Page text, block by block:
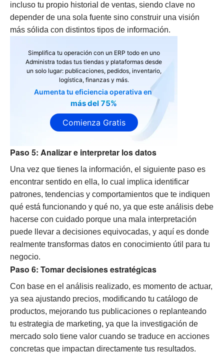
incluso tu propio historial de ventas, siendo clave no
depender de una sola fuente sino construir una visión
más sólida con distintos tipos de información.
Simplifica tu operación con un ERP todo en uno
Administra todas tus tiendas y plataformas desde
un solo lugar: publicaciones, pedidos, inventario,
logística, finanzas y más.
Aumenta tu eficiencia operativa en
más del 75%
Comienza Gratis
Paso 5: Analizar e interpretar los datos
Una vez que tienes la información, el siguiente paso es
encontrar sentido en ella, lo cual implica identificar
patrones, tendencias y comportamientos que te indiquen
qué está funcionando y qué no, ya que este análisis debe
hacerse con cuidado porque una mala interpretación
puede llevar a decisiones equivocadas, y aquí es donde
realmente transformas datos en conocimiento útil para tu
negocio.
Paso 6: Tomar decisiones estratégicas
Con base en el análisis realizado, es momento de actuar,
ya sea ajustando precios, modificando tu catálogo de
productos, mejorando tus publicaciones o replanteando
tu estrategia de marketing, ya que la investigación de
mercado solo tiene valor cuando se traduce en acciones
concretas que impactan directamente tus resultados.